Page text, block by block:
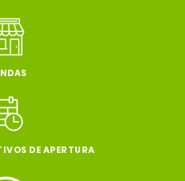
DE APERTURA